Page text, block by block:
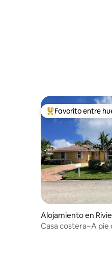
Favorito entre
Favorito entre
Alojamiento en
Casa costera~A pie